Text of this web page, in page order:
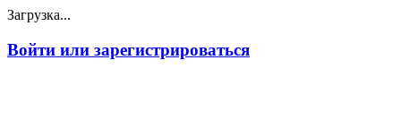
Загрузка...
Войти или зарегистрироваться